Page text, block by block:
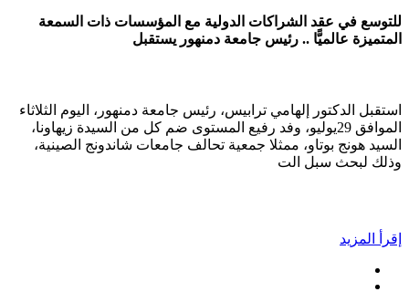
للتوسع في عقد الشراكات الدولية مع المؤسسات ذات السمعة
المتميزة عالميًّا .. رئيس جامعة دمنهور يستقبل
استقبل الدكتور إلهامي ترابيس، رئيس جامعة دمنهور، اليوم الثلاثاء
الموافق 29يوليو، وفد رفيع المستوى ضم كل من السيدة زيهاونا،
السيد هونج بوتاو، ممثلا جمعية تحالف جامعات شاندونج الصينية،
وذلك لبحث سبل الت
إقرأ المزيد